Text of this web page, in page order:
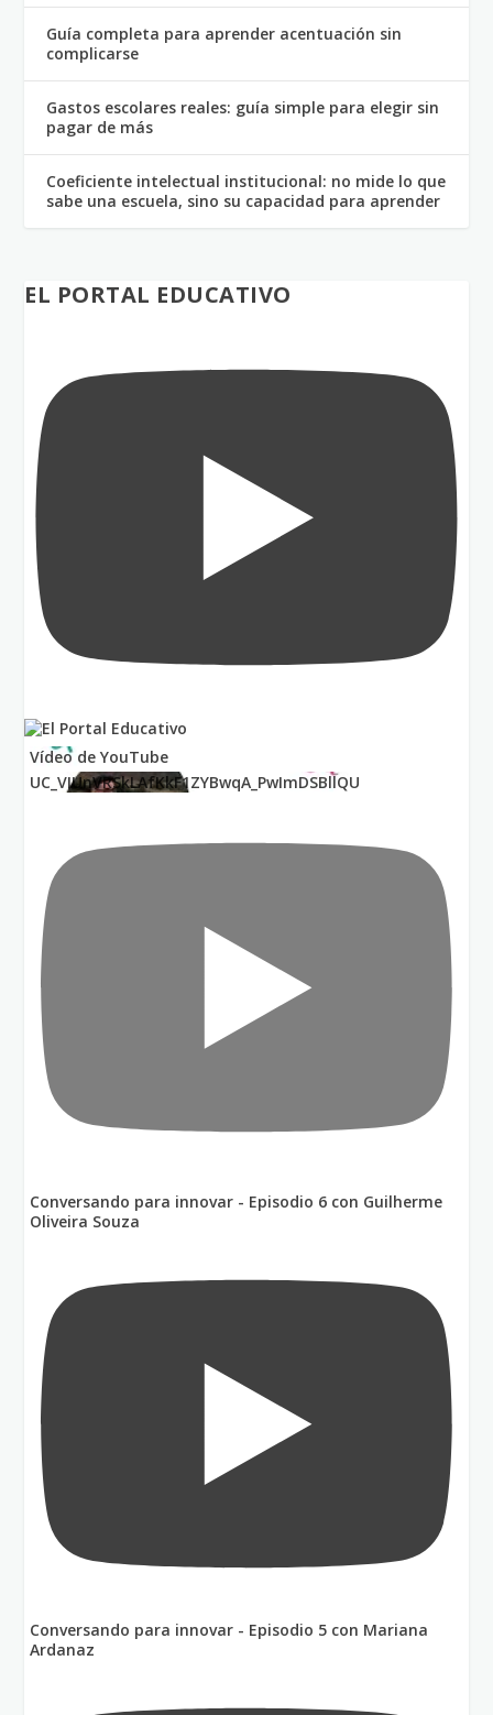
Guía completa para aprender acentuación sin
complicarse
Gastos escolares reales: guía simple para elegir sin
pagar de más
Coeficiente intelectual institucional: no mide lo que
sabe una escuela, sino su capacidad para aprender
EL PORTAL EDUCATIVO
Vídeo de YouTube
UC_VIUnVRSkLAfKkF1ZYBwqA_PwImDSBllQU
Conversando para innovar - Episodio 6 con Guilherme
Oliveira Souza
Conversando para innovar - Episodio 5 con Mariana
Ardanaz